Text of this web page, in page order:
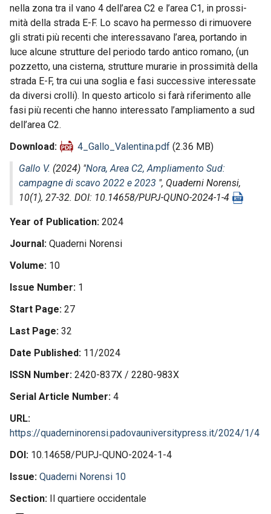
nella zona tra il vano 4 dell’area C2 e l’area C1, in prossi-
mità della strada E-F. Lo scavo ha permesso di rimuovere
gli strati più recenti che interessavano l’area, portando in
luce alcune strutture del periodo tardo antico romano, (un
pozzetto, una cisterna, strutture murarie in prossimità della
strada E-F, tra cui una soglia e fasi successive interessate
da diversi crolli). In questo articolo si farà riferimento alle
fasi più recenti che hanno interessato l’ampliamento a sud
dell’area C2.
Download
4_Gallo_Valentina.pdf (2.36 MB)
Gallo V. (2024) "Nora, Area C2, Ampliamento Sud:
campagne di scavo 2022 e 2023 ", Quaderni Norensi,
10(1), 27-32. DOI: 10.14658/PUPJ-QUNO-2024-1-4
Year of Publication 2024
Journal Quaderni Norensi
Volume 10
Issue Number 1
Start Page 27
Last Page 32
Date Published 11/2024
ISSN Number 2420-837X / 2280-983X
Serial Article Number 4
URL
https://quaderninorensi.padovauniversitypress.it/2024/1/4
DOI 10.14658/PUPJ-QUNO-2024-1-4
Issue Quaderni Norensi 10
Section Il quartiere occidentale